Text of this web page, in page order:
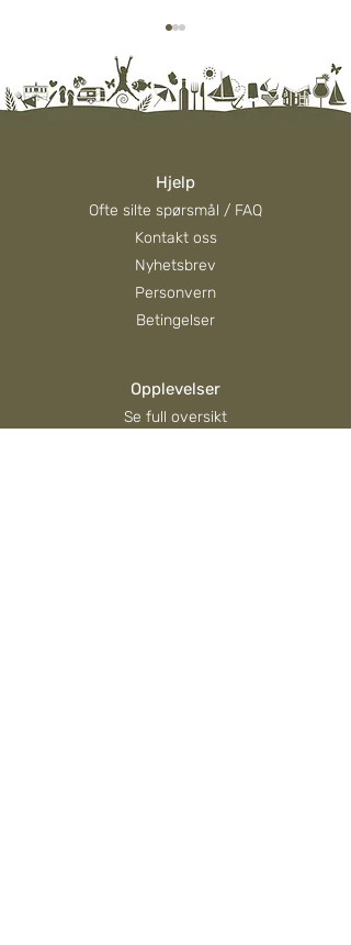
Hva skjer i Evjua i august?
Hjelp
Ofte silte spørsmål / FAQ
Kontakt oss
Nyhetsbrev
Personvern
Betingelser
Opplevelser
Se full oversikt